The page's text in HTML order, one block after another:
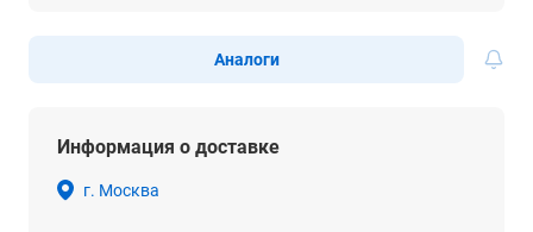
Аналоги
Информация о доставке
г. Москва